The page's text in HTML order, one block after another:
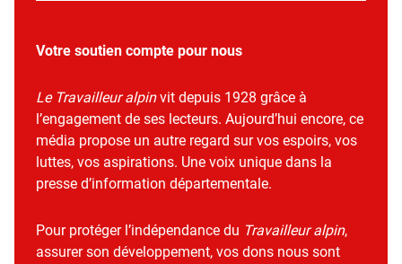
Votre soutien compte pour nous
Le Travailleur alpinvit depuis 1928 grâce à
l’engagement de ses lecteurs. Aujourd’hui encore, ce
média propose un autre regard sur vos espoirs, vos
luttes, vos aspirations. Une voix unique dans la
presse d’information départementale.
Pour protéger l’indépendance du Travailleur alpin,
assurer son développement, vos dons nous sont